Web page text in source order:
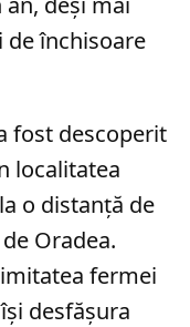
de închisoare
fost descoperit
localitatea
o distanță de
Oradea.
fermei
desfășura